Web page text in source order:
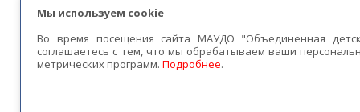
Мы используем cookie
Во время посещения сайта МАУДО "Объединенная
соглашаетесь с тем, что мы обрабатываем ваши
метрических программ.Подробнее.